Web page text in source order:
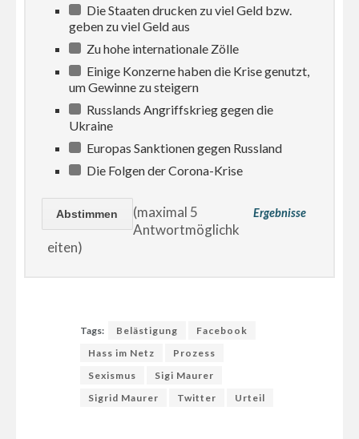
Die Staaten drucken zu viel Geld bzw.
geben zu viel Geld aus
Zu hohe internationale Zölle
Einige Konzerne haben die Krise genutzt,
um Gewinne zu steigern
Russlands Angriffskrieg gegen die
Ukraine
Europas Sanktionen gegen Russland
Die Folgen der Corona-Krise
Ergebnisse
(maximal 5
Antwortmöglichk
eiten)
Tags: Belästigung
Facebook
Hass im Netz
Prozess
Sexismus
Sigi Maurer
Sigrid Maurer
Twitter Urteil